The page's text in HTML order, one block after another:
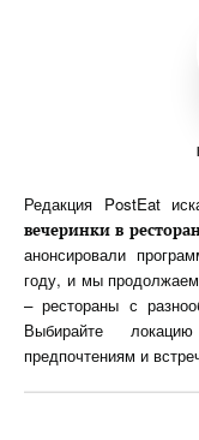
Редакция PostEat
вечеринки в
анонсировали
году, и мы
– рестораны с
Выбирайте
предпочтениям и